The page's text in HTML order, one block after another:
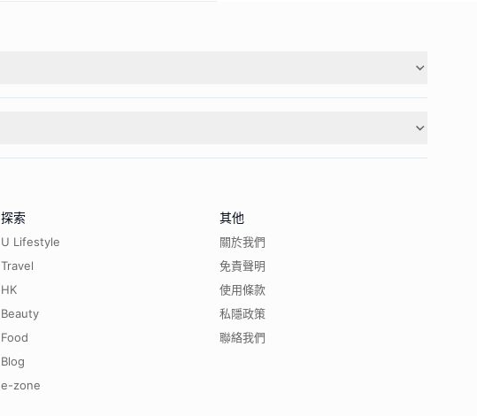
探索
U Lifestyle
Travel
HK
Beauty
Food
Blog
e-zone
其他
關於我們
免責聲明
使用條款
私隱政策
聯絡我們